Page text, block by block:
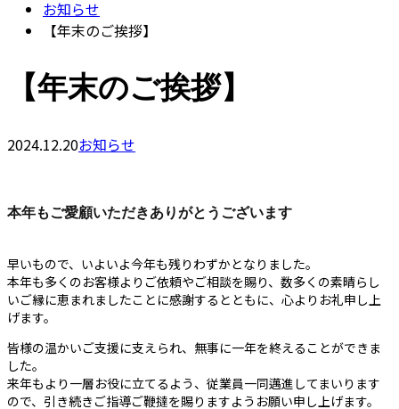
お知らせ
【年末のご挨拶】
【年末のご挨拶】
2024.12.20お知らせ
本年もご愛顧いただきありがとうございます
早いもので、いよいよ今年も残りわずかとなりました。
本年も多くのお客様よりご依頼やご相談を賜り、数多くの素晴らし
いご縁に恵まれましたことに感謝するとともに、心よりお礼申し上
げます。
皆様の温かいご支援に支えられ、無事に一年を終えることができま
した。
来年もより一層お役に立てるよう、従業員一同邁進してまいります
ので、引き続きご指導ご鞭撻を賜りますようお願い申し上げます。